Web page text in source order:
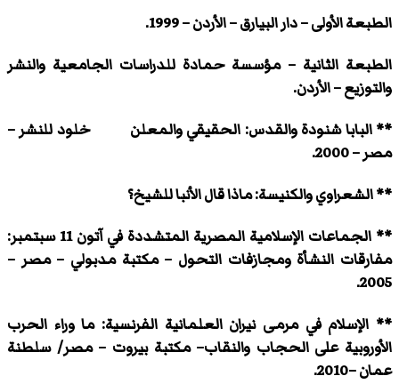
الطبعة الأولى – دار البيارق – الأردن – 1999.
الطبعة الثانية – مؤسسة حمادة للدراسات الجامعية والنشر
والتوزيع – الأردن.
** البابا شنودة والقدس: الحقيقي والمعلن خلود للنشر –
مصر – 2000.
** الشعراوي والكنيسة: ماذا قال الأنبا للشيخ؟
** الجماعات الإسلامية المصرية المتشددة في آتون 11 سبتمبر:
مفارقات النشأة ومجازفات التحول – مكتبة مدبولي – مصر –
2005.
** الإسلام في مرمى نيران العلمانية الفرنسية: ما وراء الحرب
الأوروبية على الحجاب والنقاب– مكتبة بيروت – مصر/ سلطنة
عمان –2010.